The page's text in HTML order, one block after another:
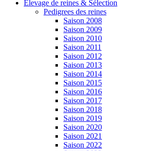
Élevage de reines & Sélection
Pedigrees des reines
Saison 2008
Saison 2009
Saison 2010
Saison 2011
Saison 2012
Saison 2013
Saison 2014
Saison 2015
Saison 2016
Saison 2017
Saison 2018
Saison 2019
Saison 2020
Saison 2021
Saison 2022